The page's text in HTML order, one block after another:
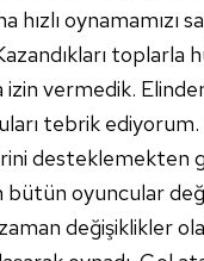
hızlı oynamamızı
toplarla
izin vermedik.
tebrik ediyorum.
desteklemekten
oyuncular
değişiklikler